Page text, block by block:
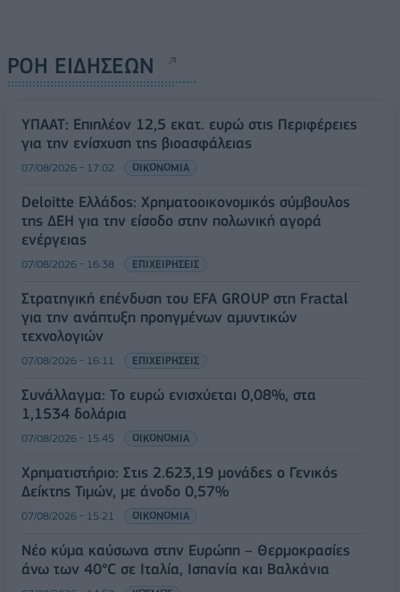
ΡΟΗ ΕΙΔΗΣΕΩΝ
ΥΠΑΑΤ: Επιπλέον 12,5 εκατ. ευρώ στις Περιφέρειες
για την ενίσχυση της βιοασφάλειας
07/08/2026 - 17:02 ΟΙΚΟΝΟΜΙΑ
Deloitte Ελλάδος: Χρηματοοικονομικός σύμβουλος
της ΔΕΗ για την είσοδο στην πολωνική αγορά
ενέργειας
07/08/2026 - 16:38 ΕΠΙΧΕΙΡΗΣΕΙΣ
Στρατηγική επένδυση του EFA GROUP στη Fractal
για την ανάπτυξη προηγμένων αμυντικών
τεχνολογιών
07/08/2026 - 16:11 ΕΠΙΧΕΙΡΗΣΕΙΣ
Συνάλλαγμα: Το ευρώ ενισχύεται 0,08%, στα
1,1534 δολάρια
07/08/2026 - 15:45 ΟΙΚΟΝΟΜΙΑ
Χρηματιστήριο: Στις 2.623,19 μονάδες ο Γενικός
Δείκτης Τιμών, με άνοδο 0,57%
07/08/2026 - 15:21 ΟΙΚΟΝΟΜΙΑ
Νέο κύμα καύσωνα στην Ευρώπη – Θερμοκρασίες
άνω των 40°C σε Ιταλία, Ισπανία και Βαλκάνια